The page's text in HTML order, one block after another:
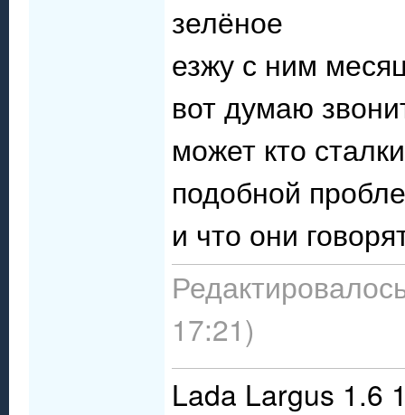
зелёное
езжу с ним
вот думаю
может кто
подобной
и что они
17:21)
Lada Largus 1.6